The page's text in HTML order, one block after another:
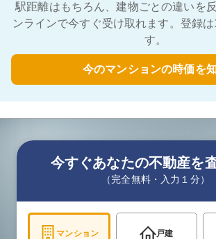
駅距離はもちろん、建物ごとの違いを
ンラインで今すぐ受け取れます。登録
す。
今のマンションの時価を
今すぐあなたの不動産を
（完全無料・入力１分）
マンション 戸建